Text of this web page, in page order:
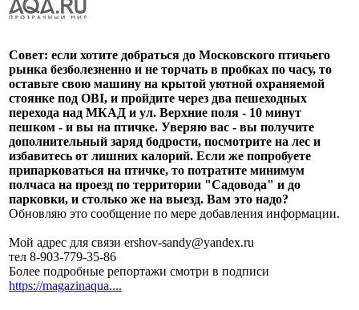
Совет: если хотите добраться до Московского птичьего
рынка безболезненно и не торчать в пробках по часу, то
оставьте свою машину на крытой уютной охраняемой
стоянке под OBI, и пройдите через два пешеходных
перехода над МКАД и ул. Верхние поля - 10 минут
пешком - и вы на птичке. Уверяю вас - вы получите
дополнительный заряд бодрости, посмотрите на лес и
избавитесь от лишних калорий. Если же попробуете
припарковаться на птичке, то потратите минимум
полчаса на проезд по территории "Садовода" и до
парковки, и столько же на выезд. Вам это надо?
Обновляю это сообщение по мере добавления информации.
Мой адрес для связи ershov-sandy@yandex.ru
тел 8-903-779-35-86
Более подробные репортажи смотри в подписи
https://magazinaqua....